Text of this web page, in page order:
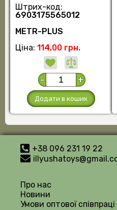
Штрих-код:
6903175565012
METR-PLUS
Ціна: 114,00 грн.
- +
Додати в кошик
+38 096 231 19 22
Про нас
Новини
Умови оптової співпраці